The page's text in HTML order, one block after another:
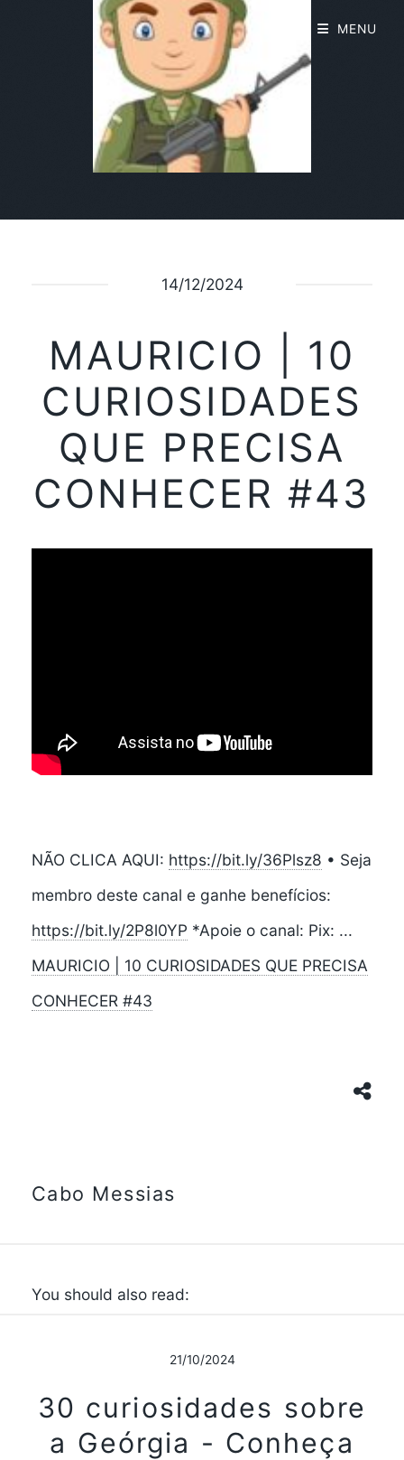
14/12/2024
MAURICIO | 10
CURIOSIDADES
QUE PRECISA
CONHECER #43
NÃO CLICA AQUI: https://bit.ly/36Plsz8 • Seja
membro deste canal e ganhe benefícios:
https://bit.ly/2P8l0YP *Apoie o canal: Pix: ...
MAURICIO | 10 CURIOSIDADES QUE PRECISA
CONHECER #43
Cabo Messias
You should also read:
21/10/2024
30 curiosidades sobre
a Geórgia - Conheça
MENU